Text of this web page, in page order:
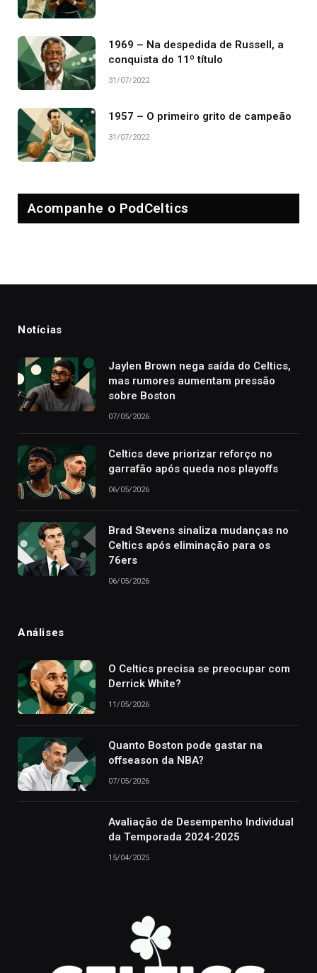
1969 – Na despedida de Russell, a
conquista do 11º título
31/07/2022
1957 – O primeiro grito de campeão
31/07/2022
Acompanhe o PodCeltics
Notícias
Jaylen Brown nega saída do Celtics,
mas rumores aumentam pressão
sobre Boston
07/05/2026
Celtics deve priorizar reforço no
garrafão após queda nos playoffs
06/05/2026
Brad Stevens sinaliza mudanças no
Celtics após eliminação para os
76ers
06/05/2026
Análises
O Celtics precisa se preocupar com
Derrick White?
11/05/2026
Quanto Boston pode gastar na
offseason da NBA?
07/05/2026
Avaliação de Desempenho Individual
da Temporada 2024-2025
15/04/2025